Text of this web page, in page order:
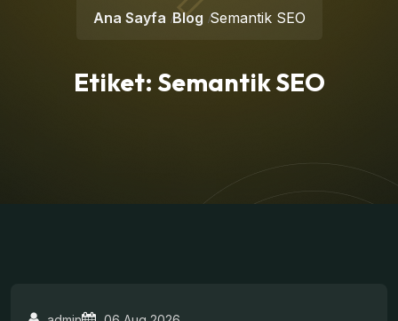
Ana Sayfa Blog Semantik SEO
Etiket: Semantik SEO